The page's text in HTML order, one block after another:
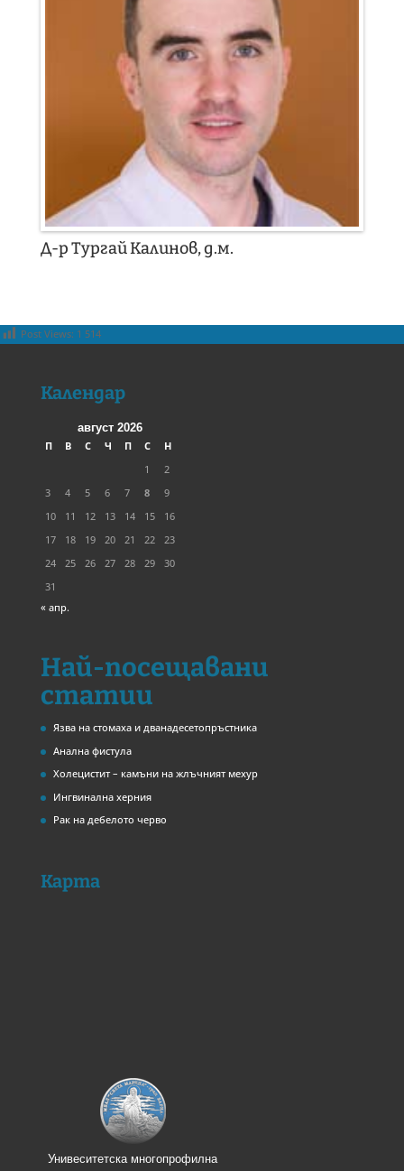
Д-р Тургай Калинов, д.м.
Post Views: 1 514
Календар
август 2026
П
В С Ч П С
Н
1
2
3
4 5 6 7 8
9
10
11 12 13 14 15
16
17
18 19 20 21 22
23
24
25 26 27 28 29
30
31
« апр.
Най-посещавани
статии
Язва на стомаха и дванадесетопръстника
Анална фистула
Холецистит – камъни на жлъчният мехур
Ингвинална херния
Рак на дебелото черво
Карта
Унивеситетска многопрофилна